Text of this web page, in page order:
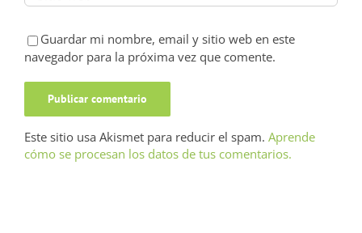
Guardar mi nombre, email y sitio web en este
navegador para la próxima vez que comente.
Este sitio usa Akismet para reducir el spam. Aprende
cómo se procesan los datos de tus comentarios.